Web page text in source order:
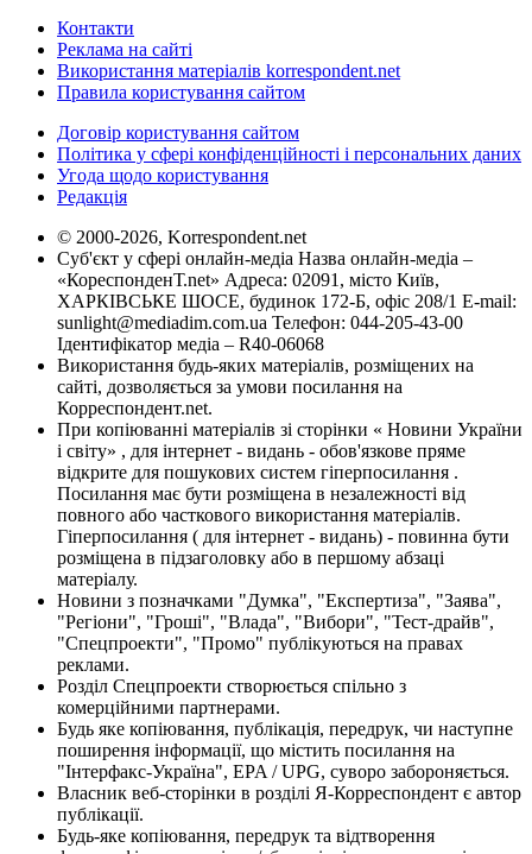
Контакти
Реклама на сайті
Використання матеріалів korrespondent.net
Правила користування сайтом
Договір користування сайтом
Політика у сфері конфіденційності і персональних даних
Угода щодо користування
Редакція
© 2000-2026, Korrespondent.net
Суб'єкт у сфері онлайн-медіа Назва онлайн-медіа –
«КореспонденТ.net» Адреса: 02091, місто Київ,
ХАРКІВСЬКЕ ШОСЕ, будинок 172-Б, офіс 208/1 E-mail:
sunlight@mediadim.com.ua Телефон: 044-205-43-00
Ідентифікатор медіа – R40-06068
Використання будь-яких матеріалів, розміщених на
сайті, дозволяється за умови посилання на
Корреспондент.net.
При копіюванні матеріалів зі сторінки « Новини України
і світу» , для інтернет - видань - обов'язкове пряме
відкрите для пошукових систем гіперпосилання .
Посилання має бути розміщена в незалежності від
повного або часткового використання матеріалів.
Гіперпосилання ( для інтернет - видань) - повинна бути
розміщена в підзаголовку або в першому абзаці
матеріалу.
Новини з позначками "Думка", "Експертиза", "Заява",
"Регіони", "Гроші", "Влада", "Вибори", "Тест-драйв",
"Спецпроекти", "Промо" публікуються на правах
реклами.
Розділ Спецпроекти створюється спільно з
комерційними партнерами.
Будь яке копіювання, публікація, передрук, чи наступне
поширення інформації, що містить посилання на
"Інтерфакс-Україна", EPA / UPG, суворо забороняється.
Власник веб-сторінки в розділі Я-Корреспондент є автор
публікації.
Будь-яке копіювання, передрук та відтворення